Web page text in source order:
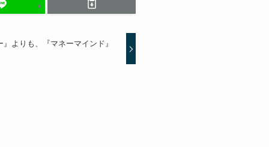
よりも、『マネーマインド』